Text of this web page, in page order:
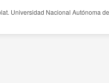
Universidad Nacional Autónoma